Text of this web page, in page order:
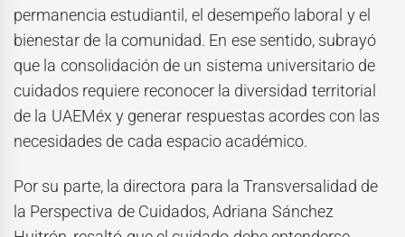
permanencia estudiantil, el desempeño laboral y el
bienestar de la comunidad. En ese sentido, subrayó
que la consolidación de un sistema universitario de
cuidados requiere reconocer la diversidad territorial
de la UAEMéx y generar respuestas acordes con las
necesidades de cada espacio académico.
Por su parte, la directora para la Transversalidad de
la Perspectiva de Cuidados, Adriana Sánchez